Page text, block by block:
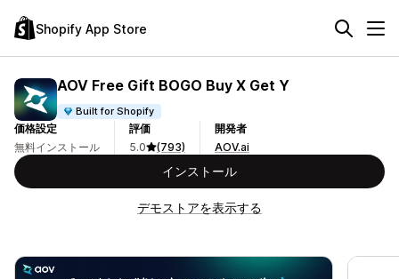
Shopify App Store
AOV Free Gift BOGO Buy X Get Y
Built for Shopify
価格設定
無料インストール
評価
5.0
(793)
開発者
AOV.ai
インストール
デモストアを表示する